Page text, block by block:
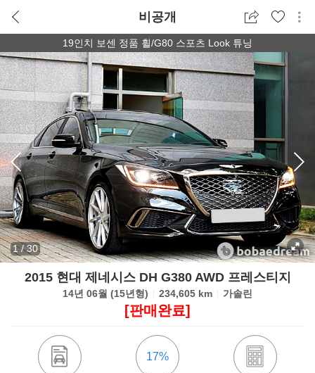
비공개
19인치 보센 정품 휠/G80 스포츠 Look 튜닝
1/30
2015 현대 제네시스 DH G380 AWD 프레스티지
14년 06월 (15년형) 234,605 km 가솔린
[판매완료]
17%